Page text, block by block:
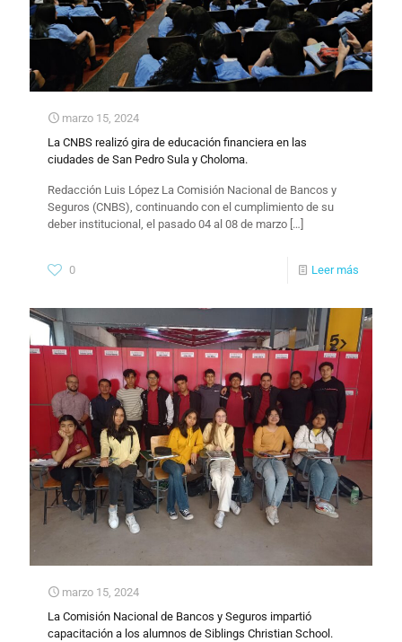
marzo 15, 2024
La CNBS realizó gira de educación financiera en las
ciudades de San Pedro Sula y Choloma.
Redacción Luis López La Comisión Nacional de Bancos y
Seguros (CNBS), continuando con el cumplimiento de su
deber institucional, el pasado 04 al 08 de marzo […]
0 Leer más
marzo 15, 2024
La Comisión Nacional de Bancos y Seguros impartió
capacitación a los alumnos de Siblings Christian School.